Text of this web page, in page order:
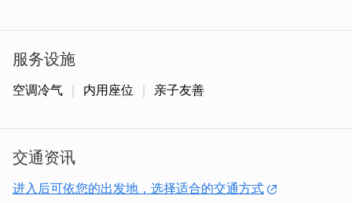
服务设施
空调冷气 内用座位 亲子友善
交通资讯
进入后可依您的出发地，选择适合的交通方式